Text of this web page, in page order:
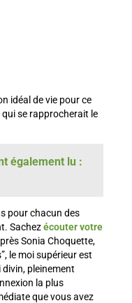
idéal de vie pour ce
qui se rapprocherait le
également lu :
pour chacun des
Sachezécouter votre
Sonia Choquette,
le moi supérieur est
pleinement
la plus
que vous avez